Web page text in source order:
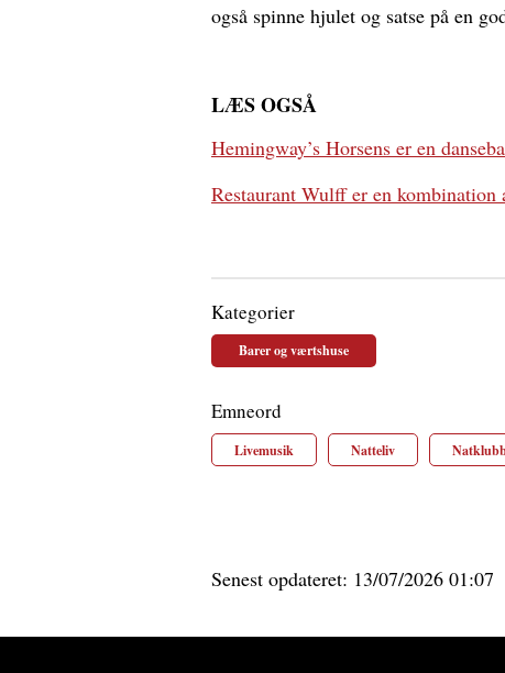
også spinne hjulet og satse på en
LÆS OGSÅ
Hemingway’s Horsens er en
Restaurant Wulff er en kombination
Kategorier
Barer og værtshuse
Emneord
Livemusik Natteliv
Senest opdateret: 13/07/2026 01:07